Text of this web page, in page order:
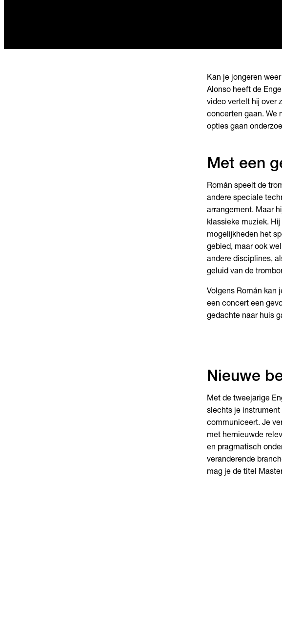
Kan je jongeren
Alonso heeft de
video vertelt hij over
concerten gaan. We
opties gaan
Met een
Román speelt de
andere speciale
arrangement. Maar
klassieke muziek.
mogelijkheden het
gebied, maar ook
andere disciplines,
geluid van de
Volgens Román kan
een concert een
gedachte naar huis
Nieuwe
Met de tweejarige
slechts je instrument
communiceert. Je
met hernieuwde
en pragmatisch
veranderende
mag je de titel